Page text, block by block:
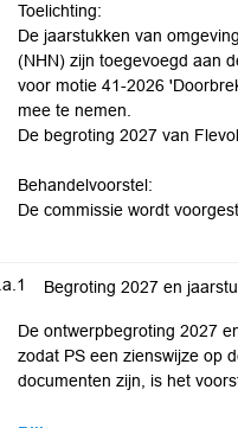
Toelichting:
De jaarstukken van
(NHN) zijn toegevoegd aan
voor motie 41-2026
mee te nemen.
De begroting 2027 van
Behandelvoorstel:
De commissie wordt
Begroting 2027 en
De ontwerpbegroting 2027
zodat PS een zienswijze op
documenten zijn, is het